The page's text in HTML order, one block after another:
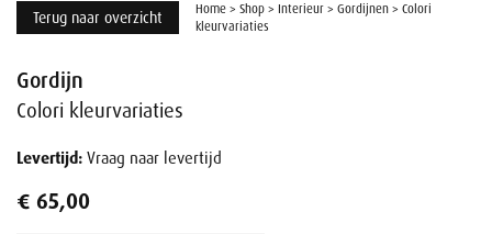
Terug naar overzicht Home > Shop > Interieur > Gordijnen > Colori
kleurvariaties
Gordijn
Colori kleurvariaties
Levertijd: Vraag naar levertijd
€ 65,00